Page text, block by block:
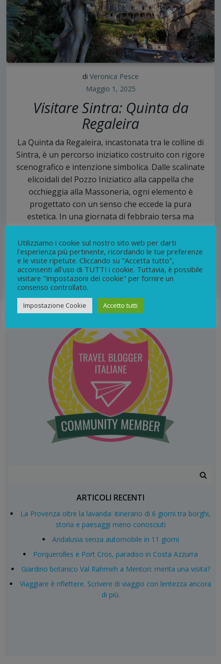
di Veronica Pesce
Maggio 1, 2025
Visitare Sintra: Quinta da
Regaleira
La Quinta da Regaleira, incastonata tra le colline di
Sintra, è un percorso iniziatico costruito con rigore
scenografico e intenzione simbolica. Dalle scalinate
elicoidali del Pozzo Iniziatico alla cappella che
occhieggia alla Massoneria, ogni elemento è
progettato con un senso che eccede la pura
estetica. In una giornata di febbraio tersa ma
frizzante, il luogo si mostra in tutta la sua ambiguità
suggestiva. E alla fine, quel che si esplora fuori si
svela come un riflesso di ciò che si agita dentro
6 continua
ARTICOLI RECENTI
La Provenza oltre la lavanda: itinerario di 6 giorni tra borghi,
storia e paesaggi meno conosciuti
Andalusia senza automobile in 11 giorni
Porquerolles e Port Cros, paradiso in Costa Azzurra
Giardino botanico Val Rahmeh a Menton: merita una visita?
Viaggiare è riflettere. Scrivere di viaggio con lentezza ancora
di più.
Utilizziamo i cookie sul nostro sito web per darti
l'esperienza più pertinente, ricordando le tue preferenze
e le visite ripetute. Cliccando su "Accetta tutto",
acconsenti all'uso di TUTTI i cookie. Tuttavia, è possibile
visitare "Impostazioni dei cookie" per fornire un
consenso controllato.
Impostazione Cookie Accetto tutti